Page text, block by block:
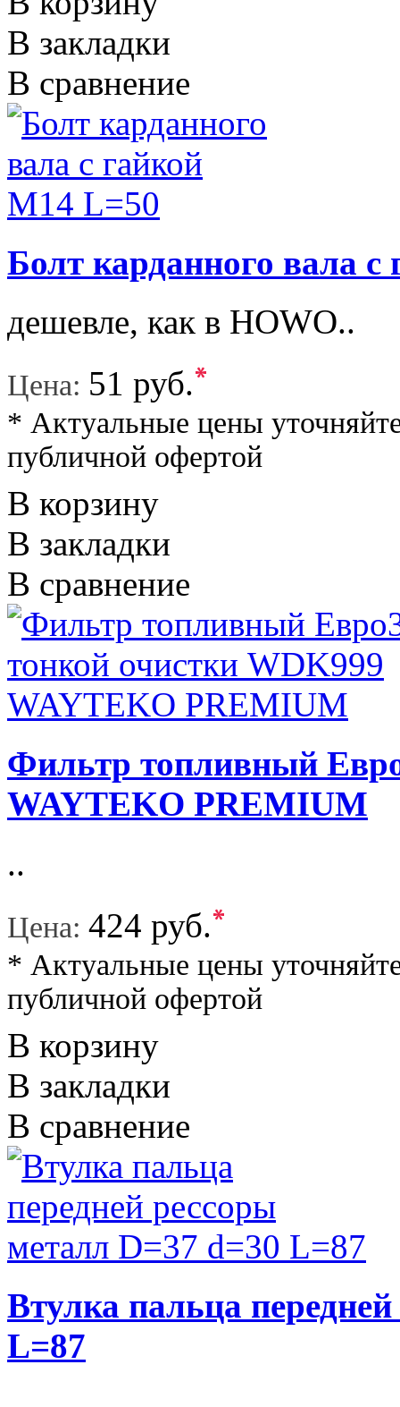
В закладки
В сравнение
Болт карданного вала
дешевле, как в HOWO..
Цена: 51 руб.*
* Актуальные цены
публичной офертой
В корзину
В закладки
В сравнение
Фильтр топливный
WAYTEKO PREMIUM
..
Цена: 424 руб.*
* Актуальные цены
публичной офертой
В корзину
В закладки
В сравнение
Втулка пальца
L=87